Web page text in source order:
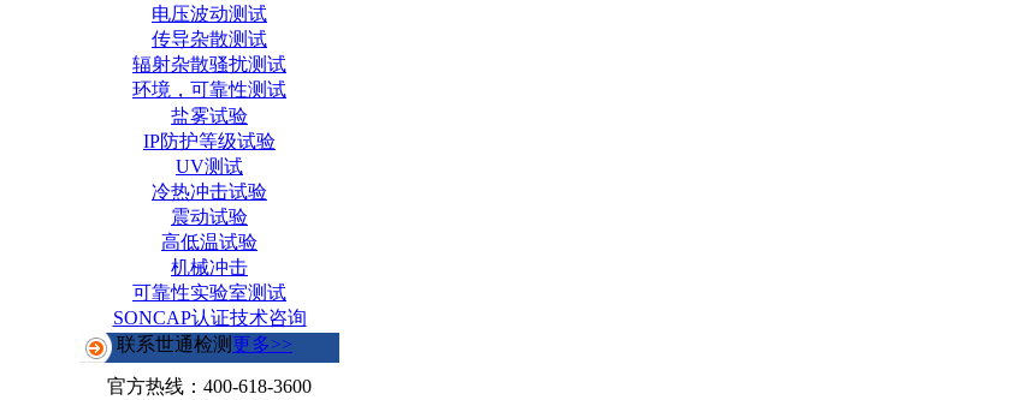
电压波动测试
传导杂散测试
辐射杂散骚扰测试
环境，可靠性测试
盐雾试验
IP防护等级试验
UV测试
冷热冲击试验
震动试验
高低温试验
机械冲击
可靠性实验室测试
SONCAP认证技术咨询
联系世通检测 更多>>
官方热线： 400-618-3600